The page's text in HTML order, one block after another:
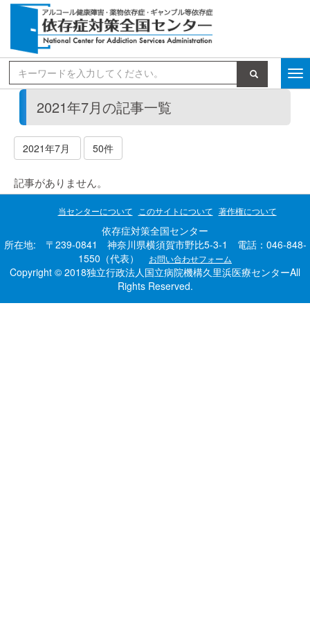
検索
2021年7月の記事一覧
2021年7月 50件
記事がありません。
当センターについて このサイトについて 著作権について
依存症対策全国センター
所在地: 〒239-0841 神奈川県横須賀市野比5-3-1 電話：046-848-
1550（代表）
お問い合わせフォーム
Copyright © 2018独立行政法人国立病院機構久里浜医療センターAll
Rights Reserved.